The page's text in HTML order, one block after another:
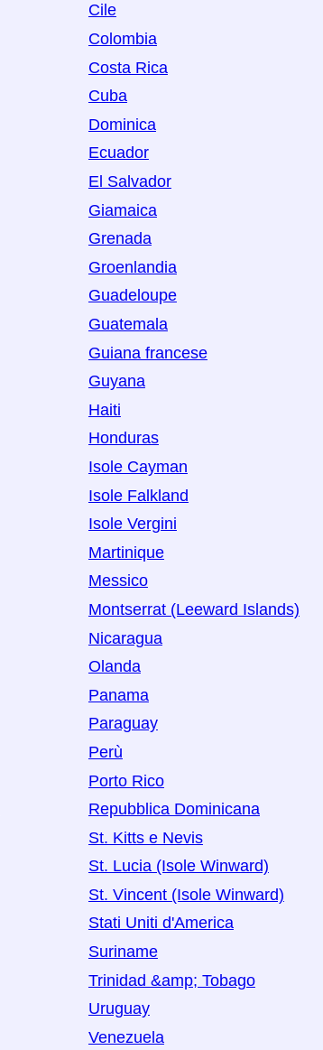
Cile
Colombia
Costa Rica
Cuba
Dominica
Ecuador
El Salvador
Giamaica
Grenada
Groenlandia
Guadeloupe
Guatemala
Guiana francese
Guyana
Haiti
Honduras
Isole Cayman
Isole Falkland
Isole Vergini
Martinique
Messico
Montserrat (Leeward Islands)
Nicaragua
Olanda
Panama
Paraguay
Perù
Porto Rico
Repubblica Dominicana
St. Kitts e Nevis
St. Lucia (Isole Winward)
St. Vincent (Isole Winward)
Stati Uniti d'America
Suriname
Trinidad &amp; Tobago
Uruguay
Venezuela